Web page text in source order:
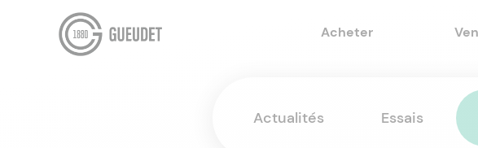
Acheter
Actualités Essais